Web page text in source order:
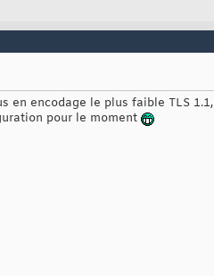
en encodage le plus faible TLS 1.1,
pour le moment